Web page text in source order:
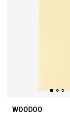
WOODOO